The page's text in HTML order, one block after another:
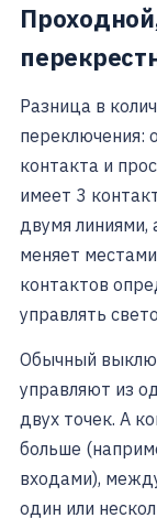
Разница в
переключения:
контакта и
имеет 3
двумя линиями,
меняет
контактов
управлять
Обычный
управляют из
двух точек. А
больше
входами),
один или